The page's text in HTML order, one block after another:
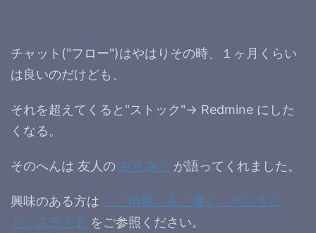
チャット("フロー")はやはりその時、１ヶ月くらい
は良いのだけども、
それを超えてくると"ストック"→ Redmine にした
くなる。
そのへんは 友人の みうみう が語ってくれました。
興味のある方は
「「情報」を「書く」というこ
と」スライド をご参照ください。